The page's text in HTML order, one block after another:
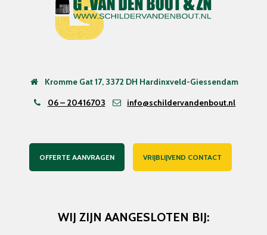
Kromme Gat 17, 3372 DH Hardinxveld-Giessendam
06 – 20416703
info@schildervandenbout.nl
OFFERTE AANVRAGEN VRIJBLIJVEND CONTACT
WIJ ZIJN AANGESLOTEN BIJ: